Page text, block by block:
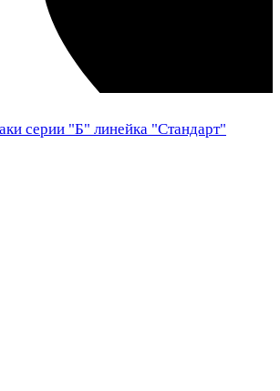
серии "Б" линейка "Стандарт"